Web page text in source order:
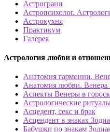
Астрограни
Астропсихолог.
Астрокухня
Практикум
Галерея
Астрология любви и
Анатомия гармонии.
Анатомия любви. Венера
Аспекты Венеры в
Астрологические
Асцедент, секс и брак
Асцендент в знаках
Бабушки по знакам